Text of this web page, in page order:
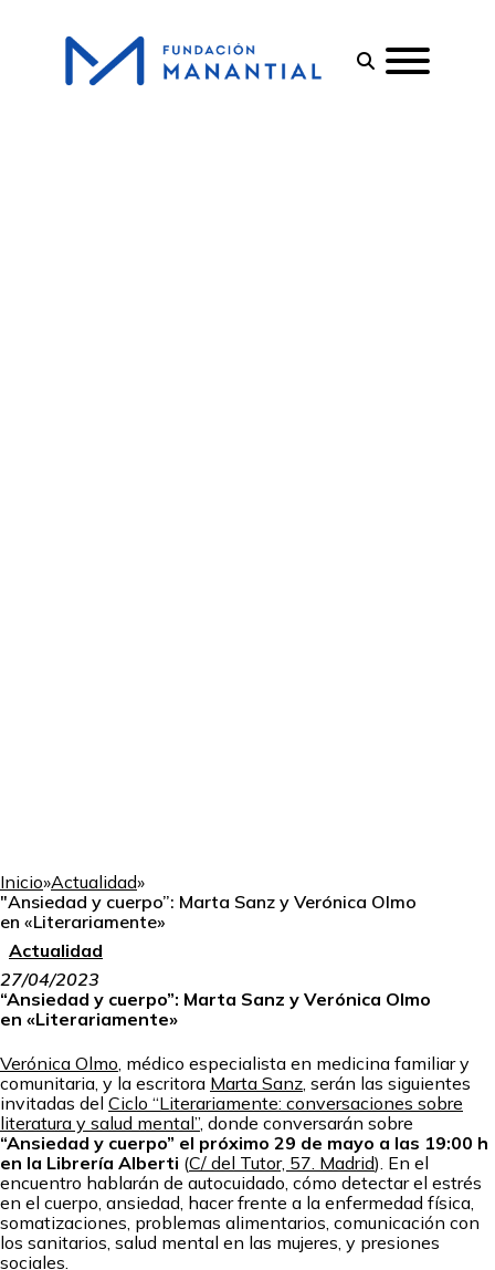
Inicio»Actualidad»
"Ansiedad y cuerpo”: Marta Sanz y Verónica Olmo
en «Literariamente»
Actualidad
27/04/2023
“Ansiedad y cuerpo”: Marta Sanz y Verónica Olmo
en «Literariamente»
Verónica Olmo, médico especialista en medicina familiar y
comunitaria, y la escritora Marta Sanz, serán las siguientes
invitadas del Ciclo “Literariamente: conversaciones sobre
literatura y salud mental”, donde conversarán sobre
“Ansiedad y cuerpo” el próximo 29 de mayo a las 19:00 h
en la Librería Alberti (C/ del Tutor, 57. Madrid). En el
encuentro hablarán de autocuidado, cómo detectar el estrés
en el cuerpo, ansiedad, hacer frente a la enfermedad física,
somatizaciones, problemas alimentarios, comunicación con
los sanitarios, salud mental en las mujeres, y presiones
sociales.